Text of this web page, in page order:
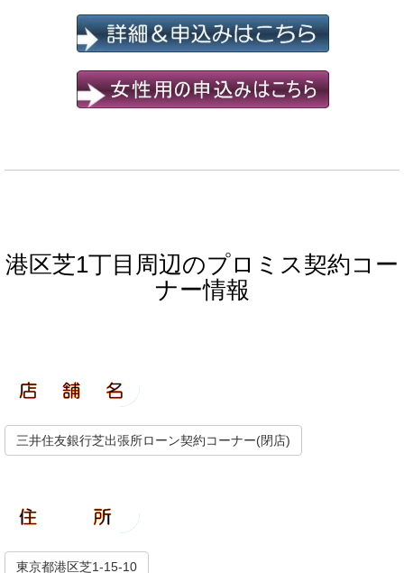
港区芝1丁目周辺のプロミス契約コー
ナー情報
三井住友銀行芝出張所ローン契約コーナー(閉店)
東京都港区芝1-15-10